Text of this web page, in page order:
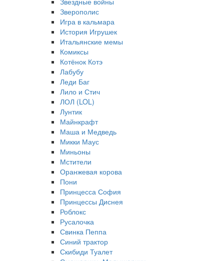
Зверополис
Игра в кальмара
История Игрушек
Итальянские мемы
Комиксы
Котёнок Котэ
Лабубу
Леди Баг
Лило и Стич
ЛОЛ (LOL)
Лунтик
Майнкрафт
Маша и Медведь
Микки Маус
Миньоны
Мстители
Оранжевая корова
Пони
Принцесса София
Принцессы Диснея
Роблокс
Русалочка
Свинка Пеппа
Синий трактор
Скибиди Туалет